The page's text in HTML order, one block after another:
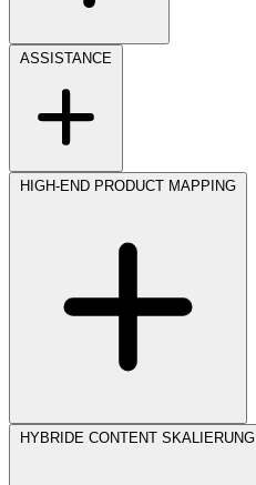
ASSISTANCE
HIGH-END PRODUCT MAPPING
HYBRIDE CONTENT SKALIERUNG